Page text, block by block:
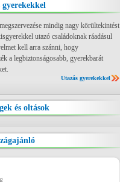
gyerekekkel
mindig nagy körültekintést
utazó családoknak ráadásul
kell arra szánni, hogy
a legbiztonságosabb, gyerekbarát
Utazás gyerekekkel
és oltások